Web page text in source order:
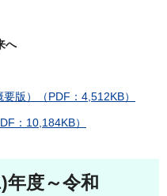
へ
版）（PDF：4,512KB）
：10,184KB）
年度～令和